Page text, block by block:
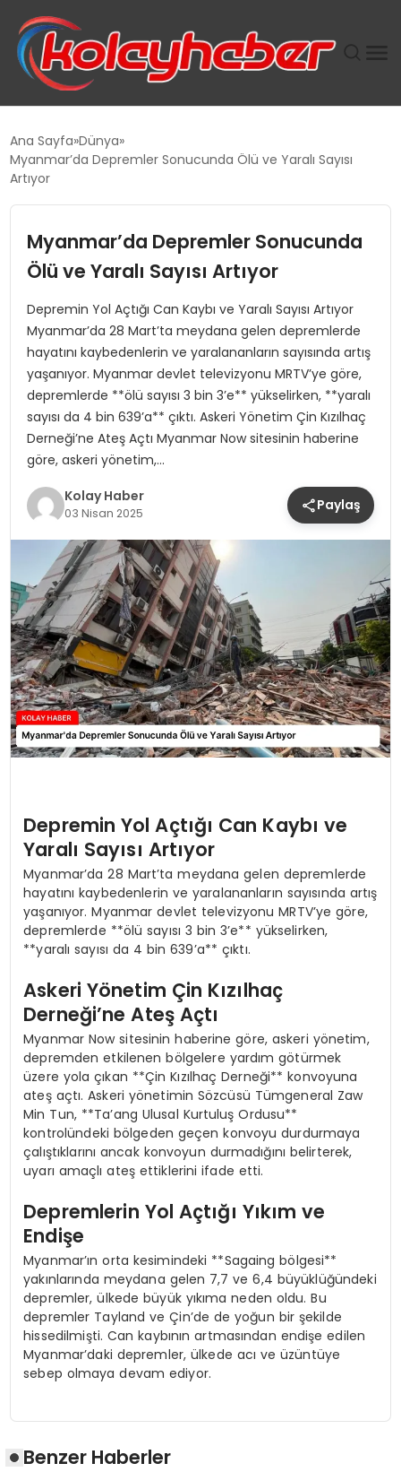
SUWEN’IN İSTIHDAM MODELI EKONOMIDE KADIN
TANYER YAPI ZEMIN MÜHENDISLIĞINDE HEDEF
BÜYÜTTÜ
TOROSLAR’DA PAZAR GERGİNLİĞİ!
Ana Sayfa Dünya
Myanmar’da Depremler Sonucunda Ölü ve Yaralı Sayısı
Artıyor
Myanmar’da Depremler Sonucunda
Ölü ve Yaralı Sayısı Artıyor
Depremin Yol Açtığı Can Kaybı ve Yaralı Sayısı Artıyor
Myanmar’da 28 Mart’ta meydana gelen depremlerde
hayatını kaybedenlerin ve yaralananların sayısında artış
yaşanıyor. Myanmar devlet televizyonu MRTV’ye göre,
depremlerde **ölü sayısı 3 bin 3’e** yükselirken, **yaralı
sayısı da 4 bin 639’a** çıktı. Askeri Yönetim Çin Kızılhaç
Derneği’ne Ateş Açtı Myanmar Now sitesinin haberine
göre, askeri yönetim,…
Kolay Haber
03 Nisan 2025 Paylaş
Depremin Yol Açtığı Can Kaybı ve
Yaralı Sayısı Artıyor
Myanmar’da 28 Mart’ta meydana gelen depremlerde
hayatını kaybedenlerin ve yaralananların sayısında artış
yaşanıyor. Myanmar devlet televizyonu MRTV’ye göre,
depremlerde **ölü sayısı 3 bin 3’e** yükselirken,
**yaralı sayısı da 4 bin 639’a** çıktı.
Askeri Yönetim Çin Kızılhaç
Derneği’ne Ateş Açtı
Myanmar Now sitesinin haberine göre, askeri yönetim,
depremden etkilenen bölgelere yardım götürmek
üzere yola çıkan **Çin Kızılhaç Derneği** konvoyuna
ateş açtı. Askeri yönetimin Sözcüsü Tümgeneral Zaw
Min Tun, **Ta’ang Ulusal Kurtuluş Ordusu**
kontrolündeki bölgeden geçen konvoyu durdurmaya
çalıştıklarını ancak konvoyun durmadığını belirterek,
uyarı amaçlı ateş ettiklerini ifade etti.
Depremlerin Yol Açtığı Yıkım ve
Endişe
Myanmar’ın orta kesimindeki **Sagaing bölgesi**
yakınlarında meydana gelen 7,7 ve 6,4 büyüklüğündeki
depremler, ülkede büyük yıkıma neden oldu. Bu
depremler Tayland ve Çin’de de yoğun bir şekilde
hissedilmişti. Can kaybının artmasından endişe edilen
Myanmar’daki depremler, ülkede acı ve üzüntüye
sebep olmaya devam ediyor.
Benzer Haberler